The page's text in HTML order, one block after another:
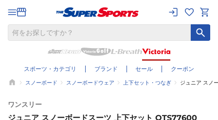
スポーツ・カテゴリ ブランド セール クーポン
スノーボード スノーボードウェア 上下セット・つなぎ ジュニア スノ
ワンスリー
ジュニア スノーボードスーツ 上下セット OTS77600